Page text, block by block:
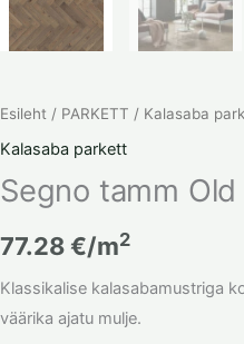
Esileht / PARKETT / Kalasaba
Kalasaba parkett
Segno tamm Old
77.28€/m2
Klassikalise kalasabamustriga
väärika ajatu mulje.